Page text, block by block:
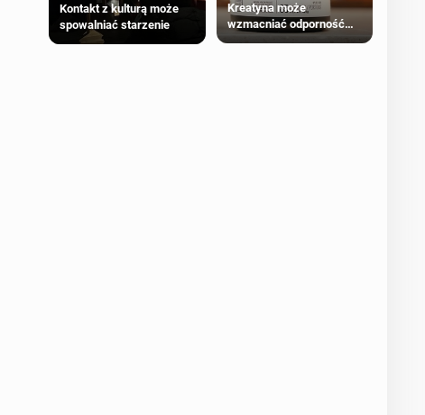
Kontakt z kulturą może
spowalniać starzenie
Kreatyna może
wzmacniać odporność
przeciw nowotworom